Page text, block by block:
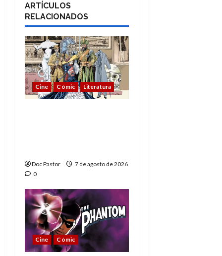
ARTÍCULOS
RELACIONADOS
Cine Cómic Literatura
Doc Pastor
7 de agosto de 2026
0
Cine Cómic